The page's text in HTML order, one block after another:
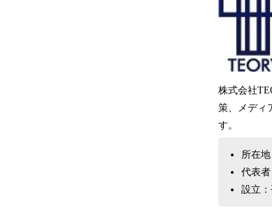
株式会社
策、メディ
す。
所在
代表
設立：